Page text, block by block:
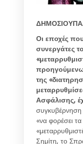
Οι εποχές που
συνεργάτες
της
Ασφάλισης,
συγκυβέρνηση
«να φορέσει
Σημίτη, το